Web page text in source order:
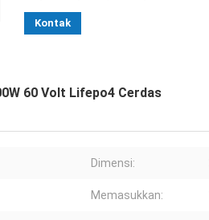
Kontak
60 Volt Lifepo4 Cerdas
Dimensi:
Memasukkan: